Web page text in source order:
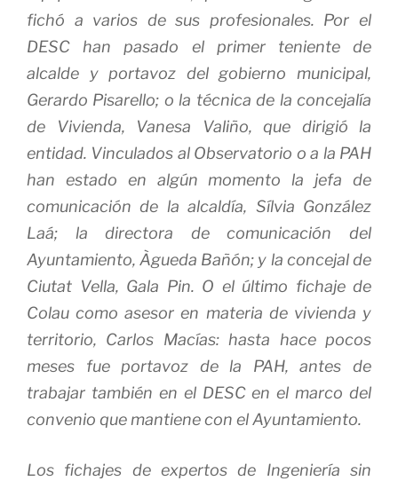
fichó a varios de sus profesionales. Por el
DESC han pasado el primer teniente de
alcalde y portavoz del gobierno municipal,
Gerardo Pisarello; o la técnica de la concejalía
de Vivienda, Vanesa Valiño, que dirigió la
entidad. Vinculados al Observatorio o a la PAH
han estado en algún momento la jefa de
comunicación de la alcaldía, Sílvia González
Laá; la directora de comunicación del
Ayuntamiento, Àgueda Bañón; y la concejal de
Ciutat Vella, Gala Pin. O el último fichaje de
Colau como asesor en materia de vivienda y
territorio, Carlos Macías: hasta hace pocos
meses fue portavoz de la PAH, antes de
trabajar también en el DESC en el marco del
convenio que mantiene con el Ayuntamiento.
Los fichajes de expertos de Ingeniería sin